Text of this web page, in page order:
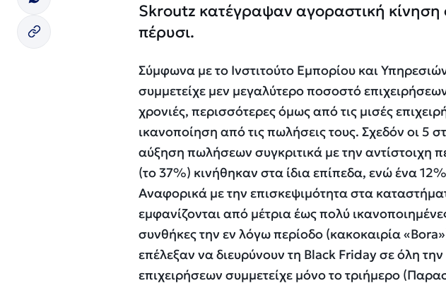
Skroutz κατέγραψαν αγοραστική κίνηση
πέρυσι.
Σύμφωνα με το Ινστιτούτο Εμπορίου και
συμμετείχε μεν μεγαλύτερο ποσοστό
χρονιές, περισσότερες όμως από τις μισές
ικανοποίηση από τις πωλήσεις τους. Σχεδόν οι 5
αύξηση πωλήσεων συγκριτικά με την αντίστοιχη
(το 37%) κινήθηκαν στα ίδια επίπεδα, ενώ ένα
Αναφορικά με την επισκεψιμότητα στα
εμφανίζονται από μέτρια έως πολύ
συνθήκες την εν λόγω περίοδο (κακοκαιρία
επέλεξαν να διευρύνουν τη Black Friday σε όλη
επιχειρήσεων συμμετείχε μόνο το τριήμερο